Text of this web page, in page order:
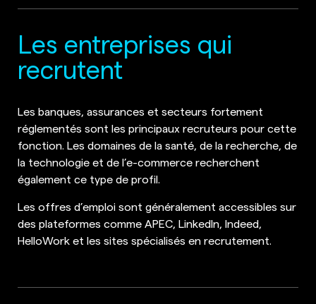
Les entreprises qui
recrutent
Les banques, assurances et secteurs fortement
réglementés sont les principaux recruteurs pour cette
fonction. Les domaines de la santé, de la recherche, de
la technologie et de l’e-commerce recherchent
également ce type de profil.
Les offres d’emploi sont généralement accessibles sur
des plateformes comme APEC, LinkedIn, Indeed,
HelloWork et les sites spécialisés en recrutement.